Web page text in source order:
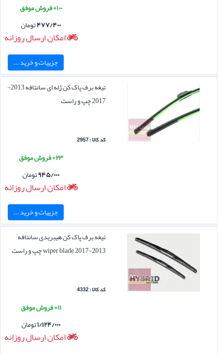
۱۰۰+ فروش موفق
۴۷۷/۴۰۰تومان
امکان ارسال روزانه
جزییات و خرید ...
تیغه برف پاک کن ژله ای سانتافه 2013-
2017 چپ و راست
کد کالا : 2957
۲۳+ فروش موفق
۹۴۵/۰۰۰تومان
امکان ارسال روزانه
جزییات و خرید ...
تیغه برف پاک کن هیبریدی سانتافه
2013-2017 wiper blade چپ و راست
کد کالا : 4332
۱۱+ فروش موفق
۱/۱۲۴/۰۰۰تومان
امکان ارسال روزانه